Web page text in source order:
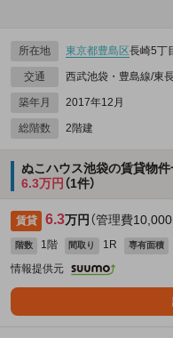
所在地 東京都豊島区長崎5丁
交通 西武池袋・豊島線/東
築年月 2017年12月
総階数 2階建
ぬこハウス池袋の賃貸物件
6.3万円 （1件）
賃貸 6.3万円 （管理費10,000
階数 1階 間取り 1R 専有面積
情報提供元